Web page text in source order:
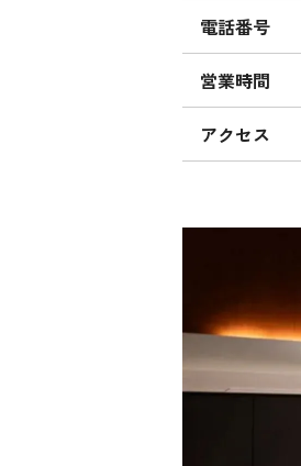
電話番号
営業時間
アクセス